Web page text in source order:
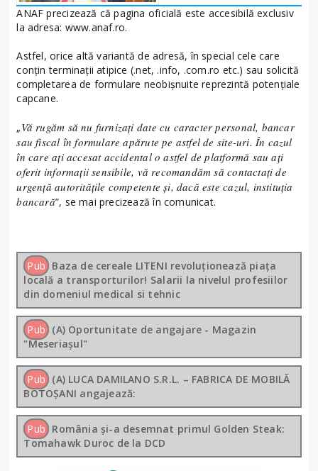
ANAF precizează că pagina oficială este accesibilă exclusiv
la adresa: www.anaf.ro.
Astfel, orice altă variantă de adresă, în special cele care
conţin terminaţii atipice (.net, .info, .com.ro etc.) sau solicită
completarea de formulare neobişnuite reprezintă potenţiale
capcane.
„Vă rugăm să nu furnizaţi date cu caracter personal, bancar
sau fiscal în formulare apărute pe astfel de site-uri. În cazul
în care aţi accesat accidental o astfel de platformă sau aţi
oferit informaţii sensibile, vă recomandăm să contactaţi de
urgenţă autorităţile competente şi, dacă este cazul, instituţia
bancară”, se mai precizează în comunicat.
Pub Baza de cereale LITENI revoluționează piața
locală a transporturilor! Salarii la nivelul profesiilor
din domeniul medical si tehnic
Pub (A) Oportunitate de angajare - Magazin
"Meseriașul"
Pub (A) LUCA DAMILANO S.R.L. – FABRICA DE MOBILĂ
BOTOȘANI angajează:
Pub România și-a desemnat primul Golden Steak:
Tomahawk Duroc de la DCD